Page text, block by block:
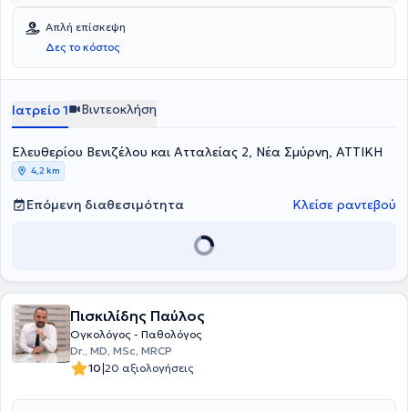
τοπικές θεραπείες.
Αθηνών.
της οικογένειάς του σε κάθε στάδιο της θεραπείας.
Απλή επίσκεψη
Δες το κόστος
Ιατρείο 1 Βιντεοκλήση
Ελευθερίου Βενιζέλου και Ατταλείας 2, Νέα Σμύρνη, ΑΤΤΙΚΗ
4,2 km
Επόμενη διαθεσιμότητα Κλείσε ραντεβού
Πισκιλίδης Παύλος
Ογκολόγος - Παθολόγος
Dr., MD, MSc, MRCP
10|20 αξιολογήσεις